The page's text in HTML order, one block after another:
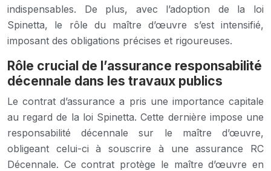
indispensables. De plus, avec l’adoption de la loi
Spinetta, le rôle du maître d’œuvre s’est intensifié,
imposant des obligations précises et rigoureuses.
Rôle crucial de l’assurance responsabilité
décennale dans les travaux publics
Le contrat d’assurance a pris une importance capitale
au regard de la loi Spinetta. Cette dernière impose une
responsabilité décennale sur le maître d’œuvre,
obligeant celui-ci à souscrire à une assurance RC
Décennale. Ce contrat protège le maître d’œuvre en